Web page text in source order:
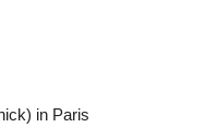
in Paris